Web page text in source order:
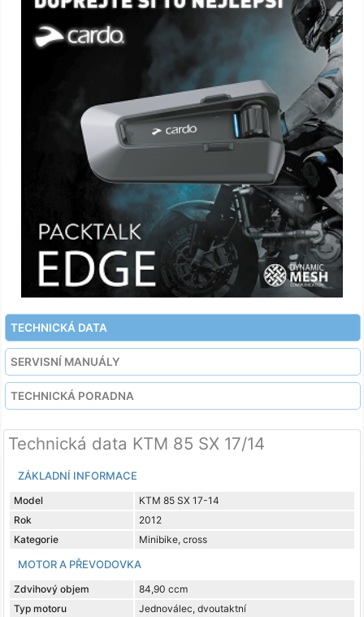
TECHNICKÁ DATA
SERVISNÍ MANUÁLY
TECHNICKÁ PORADNA
Technická data KTM 85 SX 17/14
ZÁKLADNÍ INFORMACE
Model
KTM 85 SX 17-14
Rok
2012
Kategorie
Minibike, cross
MOTOR A PŘEVODOVKA
Zdvihový objem
84,90 ccm
Typ motoru
Jednoválec, dvoutaktní